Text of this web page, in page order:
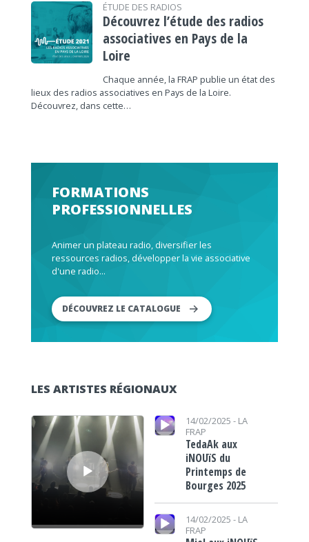
ÉTUDE DES RADIOS
Découvrez l’étude des radios
associatives en Pays de la
Loire
Chaque année, la FRAP publie un état des
lieux des radios associatives en Pays de la Loire.
Découvrez, dans cette…
FORMATIONS
PROFESSIONNELLES
Animer un plateau radio, diversifier les
ressources radios, développer la vie associative
d'une radio...
DÉCOUVREZ LE CATALOGUE
LES ARTISTES RÉGIONAUX
Lecteur audio
Lecteur audio 14/02/2025 - LA
FRAP
TedaAk aux
iNOUïS du
Printemps de
Bourges 2025
Lecteur audio
14/02/2025 - LA
FRAP